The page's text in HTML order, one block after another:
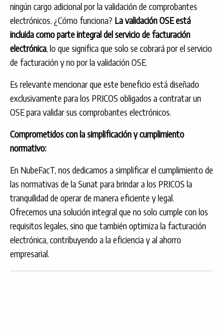
ningún cargo adicional por la validación de comprobantes
electrónicos. ¿Cómo funciona? La validación OSE está
incluida como parte integral del servicio de facturación
electrónica, lo que significa que solo se cobrará por el servicio
de facturación y no por la validación OSE.
Es relevante mencionar que este beneficio está diseñado
exclusivamente para los PRICOS obligados a contratar un
OSE para validar sus comprobantes electrónicos.
Comprometidos con la simplificación y cumplimiento
normativo:
En NubeFacT, nos dedicamos a simplificar el cumplimiento de
las normativas de la Sunat para brindar a los PRICOS la
tranquilidad de operar de manera eficiente y legal.
Ofrecemos una solución integral que no solo cumple con los
requisitos legales, sino que también optimiza la facturación
electrónica, contribuyendo a la eficiencia y al ahorro
empresarial.